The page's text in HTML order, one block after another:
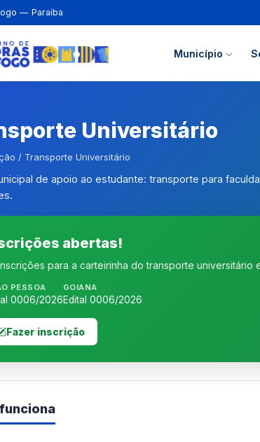
— Paraíba
Município
Universitário
/ Transporte Universitário
de apoio ao estudante: transporte para
abertas!
para a carteirinha do transporte
PESSOA
0006/2026
GOIANA
Edital 0006/2026
Fazer inscrição